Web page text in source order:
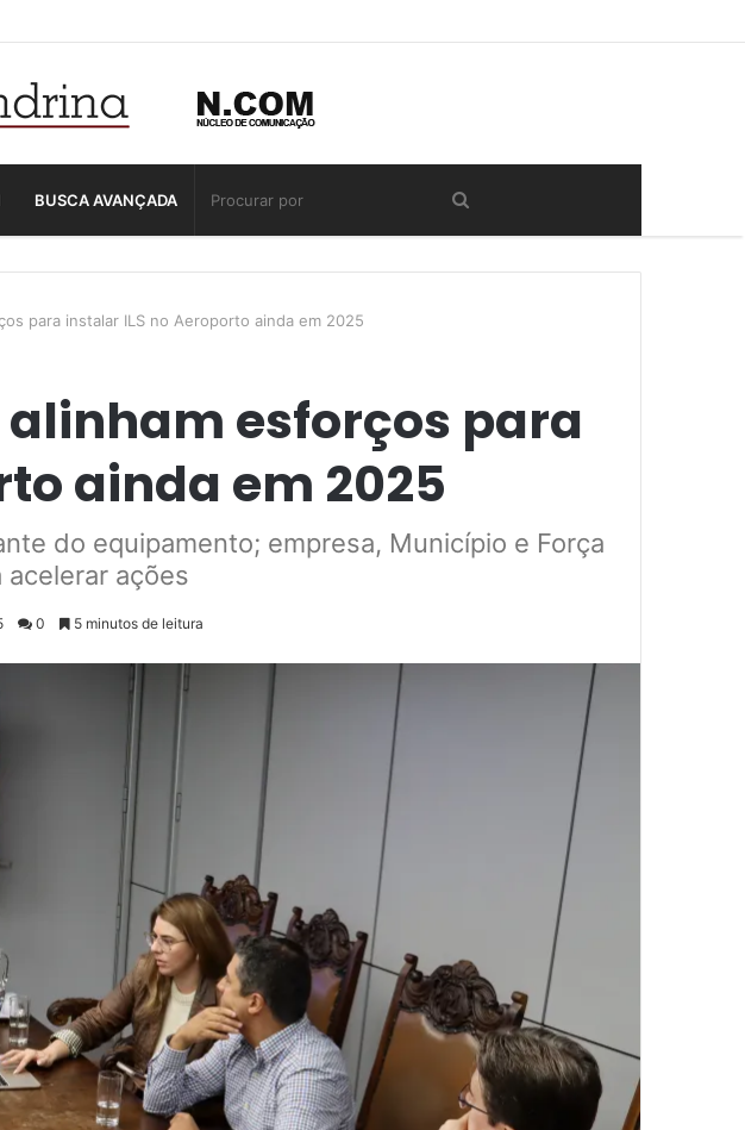
BUSCA AVANÇADA
para instalar ILS no Aeroporto ainda em 2025
esforços para
ainda em 2025
do equipamento; empresa, Município e Força
ações
0 5 minutos de leitura